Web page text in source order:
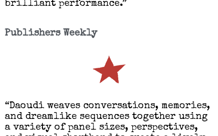
brilliant performance.”
Publishers Weekly
“Daoudi weaves conversations, memories,
and dreamlike sequences together using
a variety of panel sizes, perspectives,